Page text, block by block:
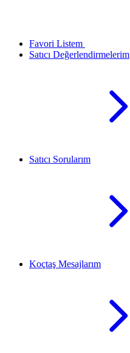
Favori Listem
Satıcı Değerlendirmelerim
Satıcı Sorularım
Koçtaş Mesajlarım